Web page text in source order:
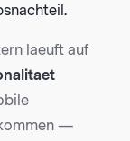
laeuft auf
—